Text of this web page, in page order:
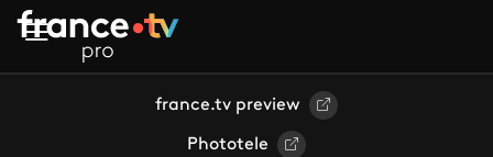
Aller au contenu principal
france.tv preview
Phototele